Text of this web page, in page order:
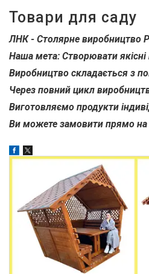
Виробник
Daddy Smoke 2
Ecobeton 34
Спецпромэнерго-1 14
Товари та послуги
Доставка і оплата
Фотогалерея
Відгуки
Товари для саду
ЛНК - Столярне виробництво
Наша мета: Створювати якісні
Виробництво складається з
Через повний цикл
Виготовляємо продукти
Ви можете замовити прямо на